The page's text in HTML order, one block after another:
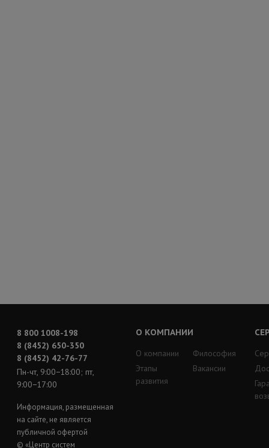
8 800 1008-198
8 (8452) 650-350
8 (8452) 42-76-77
Пн-чт, 9:00−18:00; пт,
9:00−17:00
Информация, размещенная
на сайте, не является
публичной офертой
© «Центр систем
О КОМПАНИИ
О компании
Этапы
развития
Философия
Вакансии